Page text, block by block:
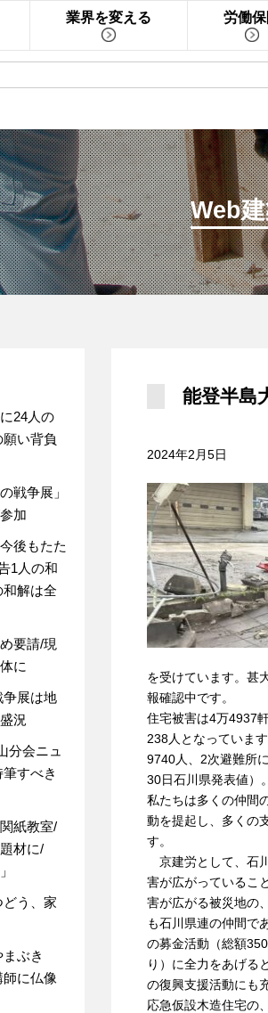
業界を変える 労働
Web
能登半島
2024年2月5日
を受けています。甚
報確認中です。
住宅被害は4万4937
238人となっていま
9740人、2次避難所
30日石川県発表値）。
私たちは多くの仲間
動を提起し、多くの
す。
京建労として、石
害が広がっているこ
害が広がる被災地の
も石川県連の仲間で
の募金活動（総額
り）に全力をあげる
の復興支援活動にも
応急仮設木造住宅の
24人の
い背負
戦争展」
加
後もたた
1人の和
解は全
要請/現
に
争展は地
況
分会ニュ
すべき
紙教室/
材に/
う、家
ぶき
に仏像